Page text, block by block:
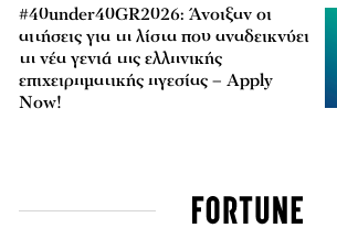
#40under40GR2026: Άνοιξαν οι
αιτήσεις για τη λίστα που αναδεικνύει
τη νέα γενιά της ελληνικής
επιχειρηματικής ηγεσίας – Apply
Now!